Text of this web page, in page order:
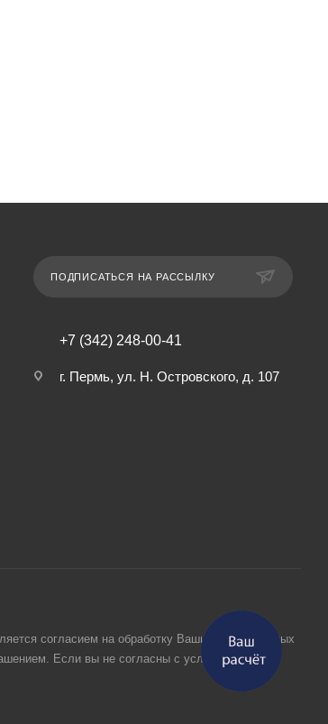
ПОДПИСАТЬСЯ НА РАССЫЛКУ
+7 (342) 248-00-41
г. Пермь, ул. Н. Островского, д. 107
согласием на обработку Ваших персональных
Если вы не согласны с условиями